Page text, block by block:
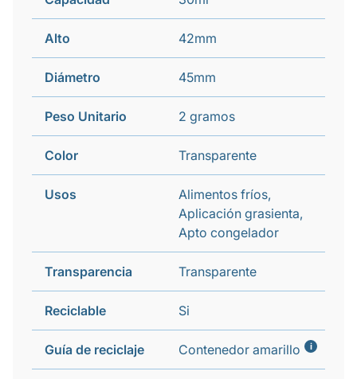
Alto 42mm
Diámetro 45mm
Peso Unitario 2 gramos
Color Transparente
Usos
Alimentos fríos,
Aplicación grasienta,
Apto congelador
Transparencia Transparente
Reciclable Si
Guía de reciclaje Contenedor amarillo i